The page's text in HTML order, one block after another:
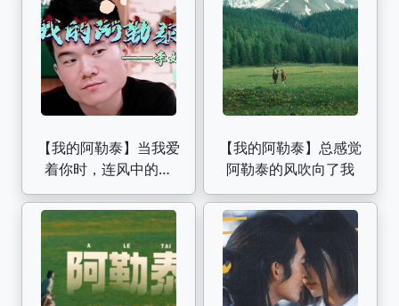
【我的阿勒泰】当我爱
着你时，连风中的松
树，都会用它们丝绒般
的叶子唱出你的名字
【我的阿勒泰】总感觉
阿勒泰的风吹向了我